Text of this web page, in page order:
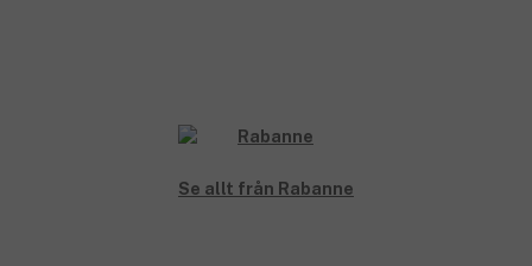
Se allt från Rabanne